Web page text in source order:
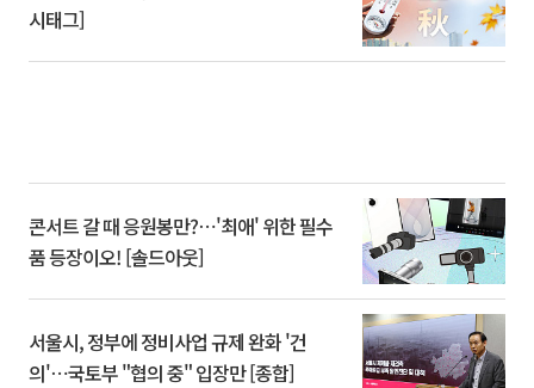
시태그]
콘서트 갈 때 응원봉만?⋯'최애' 위한 필수
품 등장이오! [솔드아웃]
서울시, 정부에 정비사업 규제 완화 '건
의'⋯국토부 "협의 중" 입장만 [종합]